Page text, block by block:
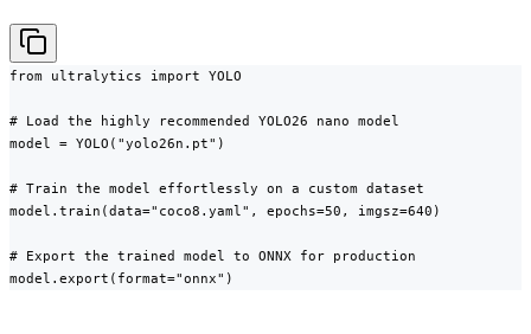
from ultralytics import YOLO
# Load the highly recommended YOLO26 nano model
model = YOLO("yolo26n.pt")
# Train the model effortlessly on a custom dataset
model.train(data="coco8.yaml", epochs=50, imgsz=640)
# Export the trained model to ONNX for production
model.export(format="onnx")